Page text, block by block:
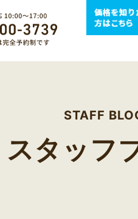
STAFF
スタッフ